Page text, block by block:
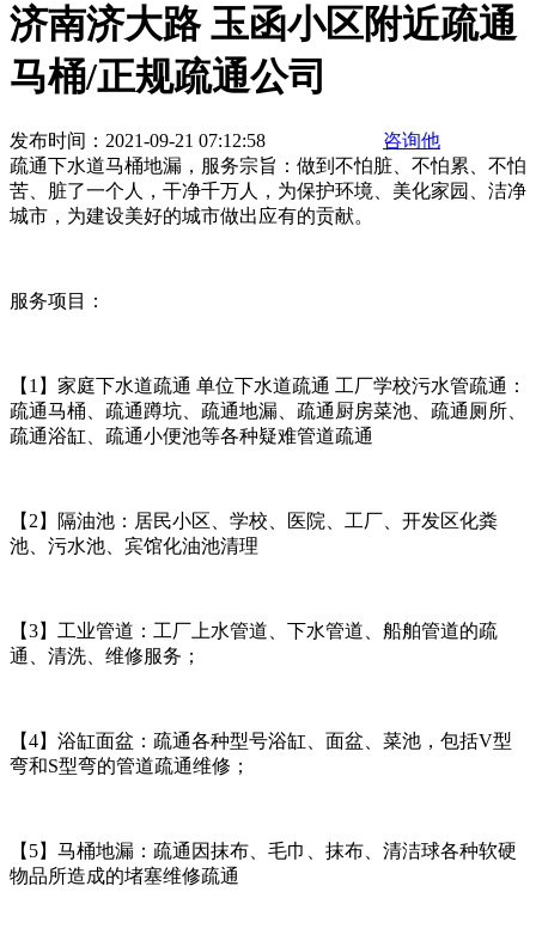
济南济大路 玉函小区附近疏通
马桶/正规疏通公司
发布时间：2021-09-21 07:12:58
咨询他
疏通下水道马桶地漏，服务宗旨：做到不怕脏、不怕累、不怕
苦、脏了一个人，干净千万人，为保护环境、美化家园、洁净
城市，为建设美好的城市做出应有的贡献。
服务项目：
【1】家庭下水道疏通 单位下水道疏通 工厂学校污水管疏通：
疏通马桶、疏通蹲坑、疏通地漏、疏通厨房菜池、疏通厕所、
疏通浴缸、疏通小便池等各种疑难管道疏通
【2】隔油池：居民小区、学校、医院、工厂、开发区化粪
池、污水池、宾馆化油池清理
【3】工业管道：工厂上水管道、下水管道、船舶管道的疏
通、清洗、维修服务；
【4】浴缸面盆：疏通各种型号浴缸、面盆、菜池，包括V型
弯和S型弯的管道疏通维修；
【5】马桶地漏：疏通因抹布、毛巾、抹布、清洁球各种软硬
物品所造成的堵塞维修疏通